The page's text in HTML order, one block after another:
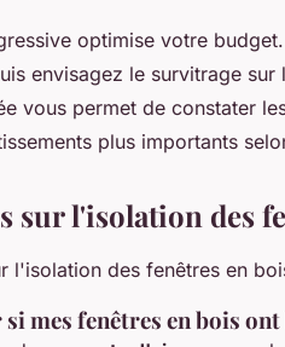
optimise votre
envisagez le survitrage
vous permet de constater
plus importants
sur l'isolation des
mes fenêtres en bois